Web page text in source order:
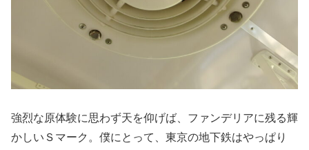
強烈な原体験に思わず天を仰げば、ファンデリアに残る輝
かしいＳマーク。僕にとって、東京の地下鉄はやっぱり